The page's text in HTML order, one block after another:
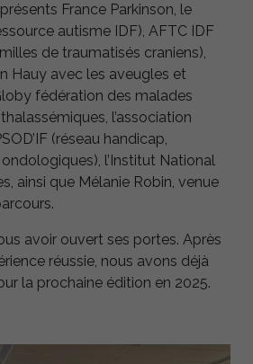
France Parkinson, le
autisme IDF), AFTC IDF
de traumatisés craniens),
Hauy avec les aveugles et
fédération des malades
l’association
(réseau handicap,
l’Institut National
ainsi que Mélanie Robin, venue
avoir ouvert ses portes. Après
réussie, nous avons déjà
la prochaine édition en 2025.